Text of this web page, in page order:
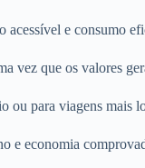
acessível e consumo
vez que os valores
ou para viagens mais
e economia